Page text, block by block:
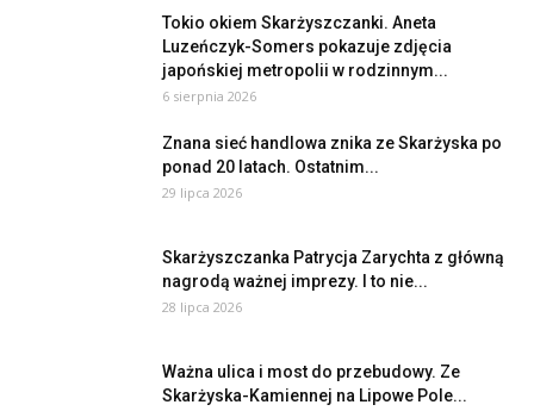
Tokio okiem Skarżyszczanki. Aneta
Luzeńczyk-Somers pokazuje zdjęcia
japońskiej metropolii w rodzinnym...
6 sierpnia 2026
Znana sieć handlowa znika ze Skarżyska po
ponad 20 latach. Ostatnim...
29 lipca 2026
Skarżyszczanka Patrycja Zarychta z główną
nagrodą ważnej imprezy. I to nie...
28 lipca 2026
Ważna ulica i most do przebudowy. Ze
Skarżyska-Kamiennej na Lipowe Pole...